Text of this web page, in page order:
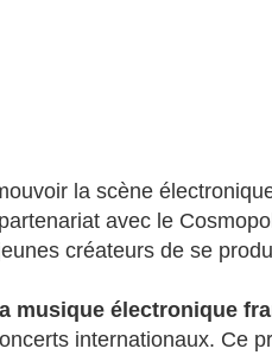
la scène
avec le
créateurs de se
musique électronique
internationaux. Ce